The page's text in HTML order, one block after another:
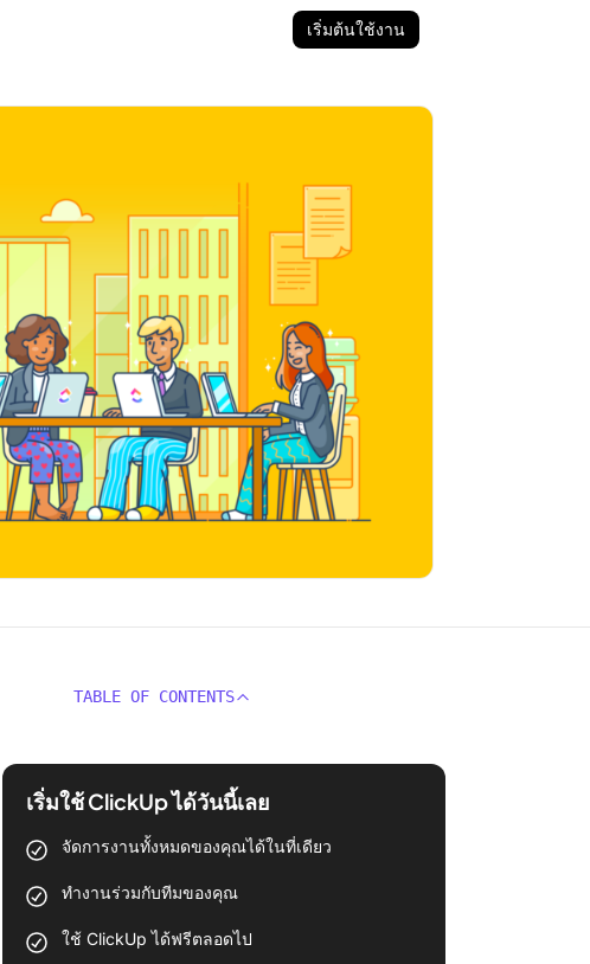
เริ่มต้นใช้งาน
TABLE OF CONTENTS
เริ่มใช้ ClickUp ได้วันนี้เลย
จัดการงานทั้งหมดของคุณได้ในที่เดียว
ทำงานร่วมกับทีมของคุณ
ใช้ ClickUp ได้ฟรีตลอดไป